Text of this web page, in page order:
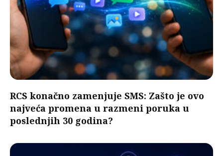
RCS konačno zamenjuje SMS: Zašto je ovo
najveća promena u razmeni poruka u
poslednjih 30 godina?